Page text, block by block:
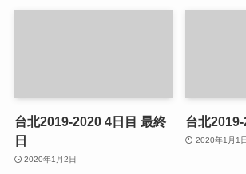
台北2019-2020 4日目 最終
日
2020年1月2日
台北
2020年1月1日